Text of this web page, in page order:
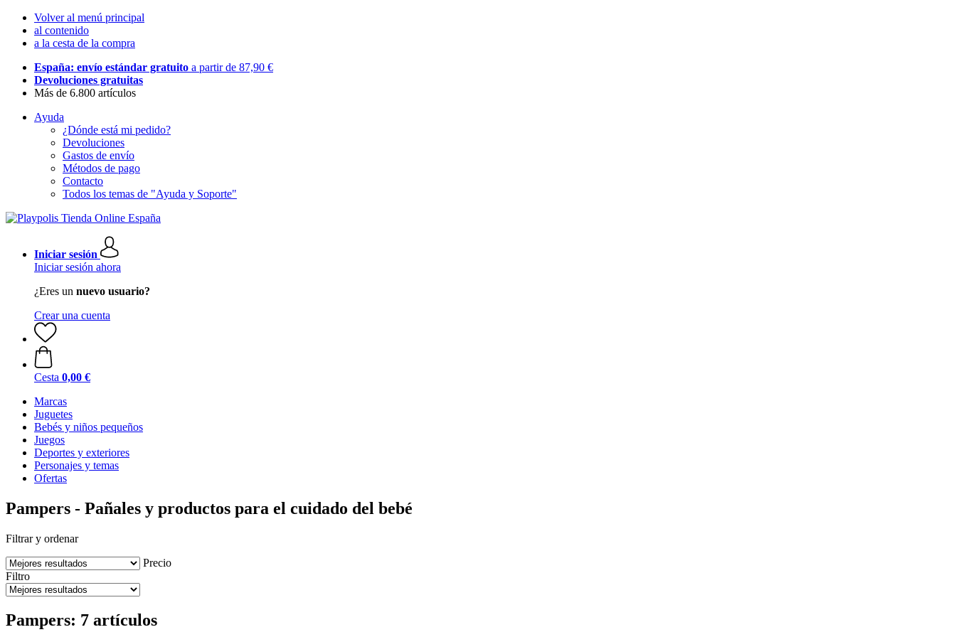
Volver al menú principal
al contenido
a la cesta de la compra
España: envío estándar gratuito a partir de 87,90 €
Devoluciones gratuitas
Más de 6.800 artículos
Ayuda
¿Dónde está mi pedido?
Devoluciones
Gastos de envío
Métodos de pago
Contacto
Todos los temas de "Ayuda y Soporte"
Iniciar sesión
Iniciar sesión ahora
¿Eres un nuevo usuario?
Crear una cuenta
Cesta 0,00 €
Marcas
Juguetes
Bebés y niños pequeños
Juegos
Deportes y exteriores
Personajes y temas
Ofertas
Pampers - Pañales y productos para el cuidado del bebé
Filtrar y ordenar
Precio
Filtro
Pampers: 7 artículos